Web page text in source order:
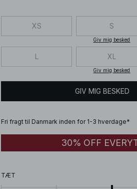
XS S
Giv mig besked
L XL
Giv mig besked
GIV MIG BESKED
Fri fragt til Danmark inden for 1-3 hverdage*
30% OFF
TÆT